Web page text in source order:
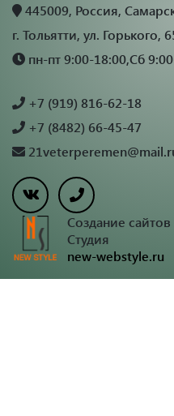
445009, Россия,
г. Тольятти, ул. Горького,
пн-пт 9:00-18:00,Сб
+7 (919) 816-62-18
+7 (8482) 66-45-47
Создание сайтов
Студия
new-webstyle.ru